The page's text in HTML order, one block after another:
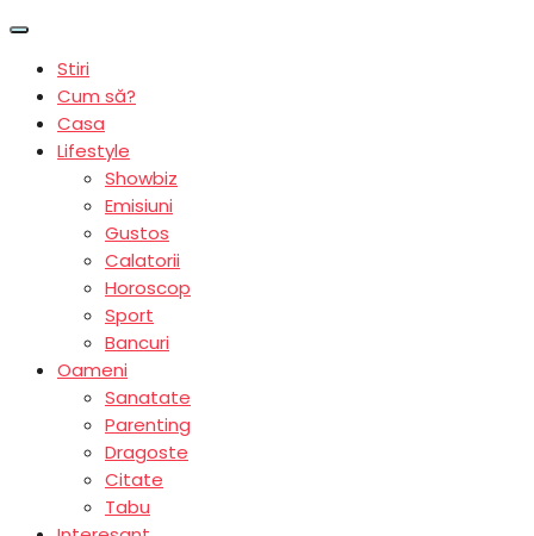
Stiri
Cum să?
Casa
Lifestyle
Showbiz
Emisiuni
Gustos
Calatorii
Horoscop
Sport
Bancuri
Oameni
Sanatate
Parenting
Dragoste
Citate
Tabu